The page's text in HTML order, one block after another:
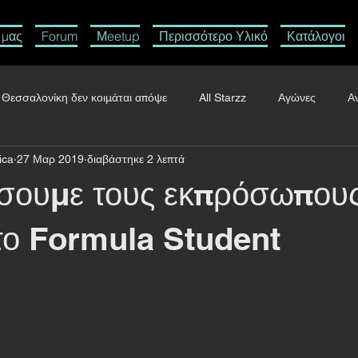
Forum Μeetup Περισσότερο Υλικό Κατάλογοι
δεν κοιμάται απόψε All Starzz Αγώνες
Ταξίδια Πατέντες
Ιστορία Εγκληματίες Οδηγοί
τους
Formula Student
27 Μαρ 2019 διαβάστηκε 2 λεπτά